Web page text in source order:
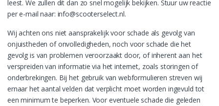
leest. We zullen dit dan zo snel mogelijk bekijken. Stuur uw reactie
per e-mail naar: info@scooterselect.nl.
Wij achten ons niet aansprakelijk voor schade als gevolg van
onjuistheden of onvolledigheden, noch voor schade die het
gevolg is van problemen veroorzaakt door, of inherent aan het
verspreiden van informatie via het internet, zoals storingen of
onderbrekingen. Bij het gebruik van webformulieren streven wij
ernaar het aantal velden dat verplicht moet worden ingevuld tot
een minimum te beperken. Voor eventuele schade die geleden